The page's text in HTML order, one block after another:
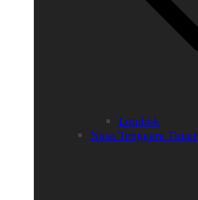
Lombok
Nusa Tenggara Timur